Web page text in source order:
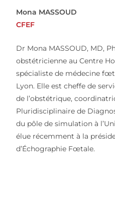
Mona MASSOUD
CFEF
Dr Mona MASSOUD, MD,
obstétricienne au Centre
spécialiste de médecine
Lyon. Elle est cheffe de
de l’obstétrique,
Pluridisciplinaire de
du pôle de simulation à
élue récemment à la
d’Échographie Fœtale.